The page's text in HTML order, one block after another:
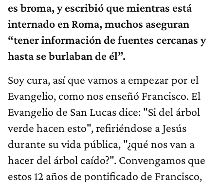
es broma, y escribió que mientras está
internado en Roma, muchos aseguran
“tener información de fuentes cercanas y
hasta se burlaban de él”.
Soy cura, así que vamos a empezar por el
Evangelio, como nos enseñó Francisco. El
Evangelio de San Lucas dice: "Si del árbol
verde hacen esto", refiriéndose a Jesús
durante su vida pública, "¿qué nos van a
hacer del árbol caído?". Convengamos que
estos 12 años de pontificado de Francisco,